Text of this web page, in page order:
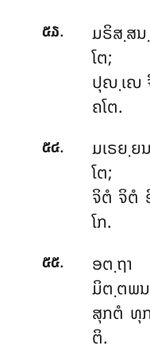
໕໓. ມຣິສ຺ສ
ໂຕ;
ປຸຎ຺ເຎ
ຄໂຕ.
໕໔.
ມເຣຍ຺
ໂຕ;
ຈິຕໍ ຈິຕໍ
ໂກ.
໕໕. ອຕ຺ຖາ
ມິຕ຺ຕພ
ສຸກຕໍ ທຸ
ຕິ.